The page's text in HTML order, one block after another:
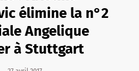
élimine la n°2
Angelique
à Stuttgart